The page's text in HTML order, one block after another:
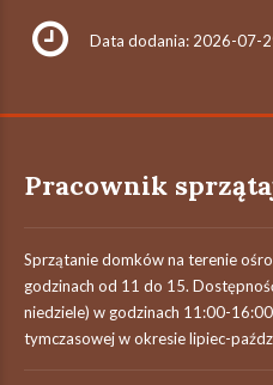
Data dodania: 2026-07-
Pracownik
Sprzątanie domków na terenie
godzinach od 11 do 15.
niedziele) w godzinach 11:00-
tymczasowej w okresie lipiec-